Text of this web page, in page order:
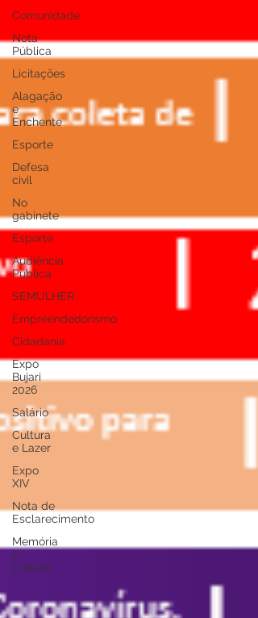
Comunidade
Nota
Pública
Licitações
Alagação
e
Enchente
Esporte
Defesa
civil
No
gabinete
Esporte
Audiência
Pública
SEMULHER
Empreendedorismo
Cidadania
Expo
Bujari
2026
Salário
Cultura
e Lazer
Expo
XIV
Nota de
Esclarecimento
Memória
e
Cultura